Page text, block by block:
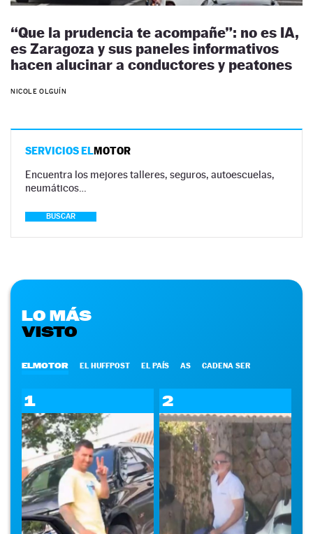
“Que la prudencia te acompañe”: no es IA,
es Zaragoza y sus paneles informativos
hacen alucinar a conductores y peatones
NICOLE OLGUÍN
SERVICIOS ELMOTOR
Encuentra los mejores talleres, seguros, autoescuelas,
neumáticos…
BUSCAR
LO MÁS
VISTO
ELMOTOR EL HUFFPOST EL PAÍS AS CADENA SER
1 2